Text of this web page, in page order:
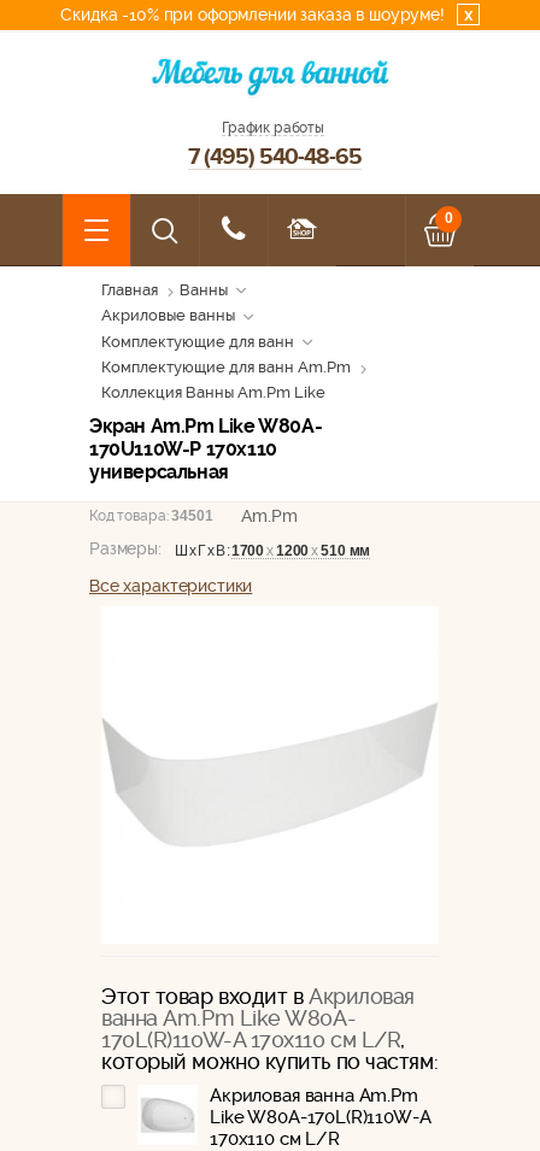
Скидка -10% при оформлении заказа в шоуруме! x
График работы
7 (495) 540-48-65
0
Главная
Ванны
Акриловые ванны
Комплектующие для ванн
Комплектующие для ванн Am.Pm
Коллекция Ванны Am.Pm Like
Экран Am.Pm Like W80A-
170U110W-P 170x110
универсальная
Код товара: 34501
Am.Pm
Размеры:
ШхГхВ:1700х1200х510 мм
Все характеристики
Этот товар входит вАкриловая
ванна Am.Pm Like W80A-
170L(R)110W-A 170х110 см L/R,
который можно купить по частям:
Акриловая ванна Am.Pm
Like W80A-170L(R)110W-A
170х110 см L/R